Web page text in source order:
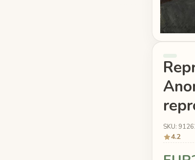
SKU:
4.2